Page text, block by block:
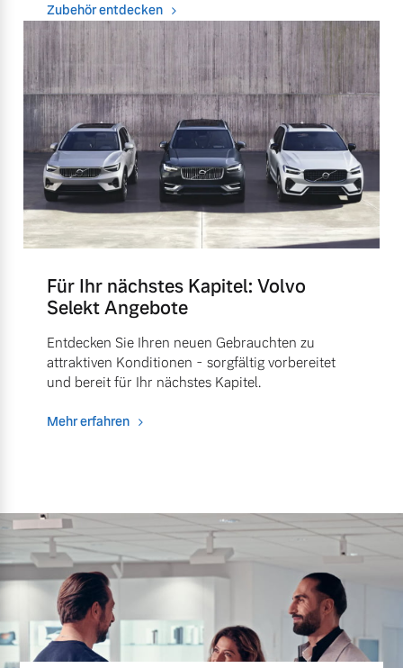
Zubehör entdecken
Für Ihr nächstes Kapitel: Volvo
Selekt Angebote
Entdecken Sie Ihren neuen Gebrauchten zu
attraktiven Konditionen - sorgfältig vorbereitet
und bereit für Ihr nächstes Kapitel.
Mehr erfahren